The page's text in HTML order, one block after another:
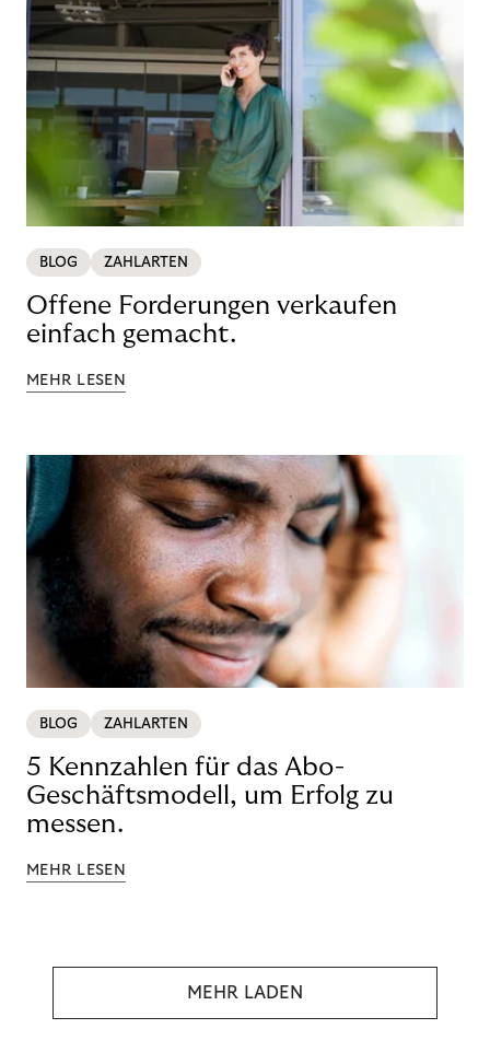
BLOG ZAHLARTEN
Offene Forderungen verkaufen
einfach gemacht.
MEHR LESEN
BLOG ZAHLARTEN
5 Kennzahlen für das Abo-
Geschäftsmodell, um Erfolg zu
messen.
MEHR LESEN
MEHR LADEN